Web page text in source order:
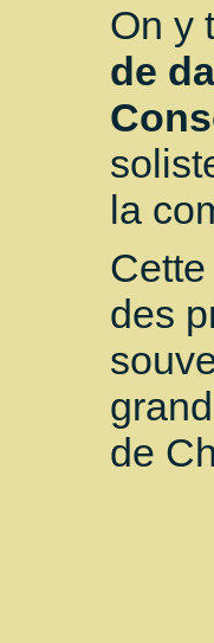
On y
de
la
des
de